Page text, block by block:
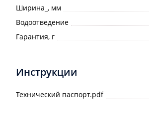
Ширина_, мм
Водоотведение
Гарантия, г
Инструкции
Технический паспорт.pdf